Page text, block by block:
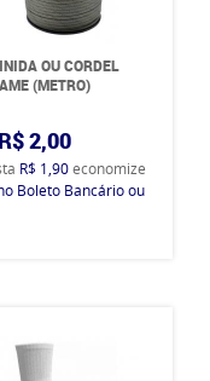
OU CORDEL
(METRO)
R$ 2,00
R$ 1,90economize
Boleto Bancário ou